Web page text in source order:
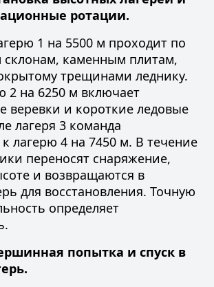
ротации.
1 на 5500 м проходит по
склонам, каменным плитам,
трещинами леднику.
2 на 6250 м включает
веревки и короткие ледовые
лагеря 3 команда
лагерю 4 на 7450 м. В течение
переносят снаряжение,
и возвращаются в
для восстановления. Точную
определяет
попытка и спуск в